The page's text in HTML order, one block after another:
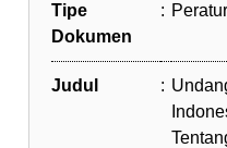
Tipe
Dokumen
:
Judul :